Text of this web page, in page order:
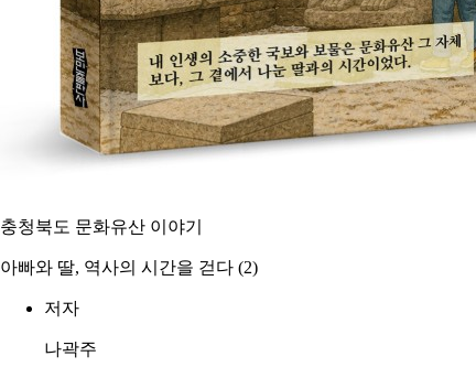
충청북도 문화유산 이야기
아빠와 딸, 역사의 시간을 걷다 (2)
저자
나곽주